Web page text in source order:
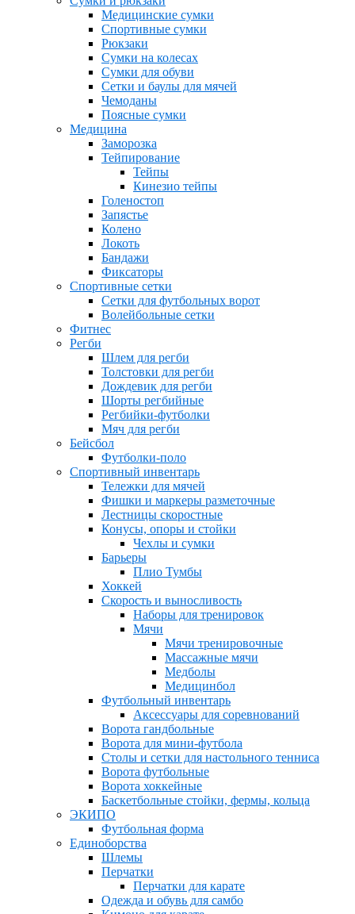
Медицинские сумки
Спортивные сумки
Рюкзаки
Сумки на колесах
Сумки для обуви
Сетки и баулы для мячей
Чемоданы
Поясные сумки
Медицина
Заморозка
Тейпирование
Тейпы
Кинезио тейпы
Голеностоп
Запястье
Колено
Локоть
Бандажи
Фиксаторы
Спортивные сетки
Сетки для футбольных ворот
Волейбольные сетки
Фитнес
Регби
Шлем для регби
Толстовки для регби
Дождевик для регби
Шорты регбийные
Регбийки-футболки
Мяч для регби
Бейсбол
Футболки-поло
Спортивный инвентарь
Тележки для мячей
Фишки и маркеры разметочные
Лестницы скоростные
Конусы, опоры и стойки
Чехлы и сумки
Барьеры
Плио Тумбы
Хоккей
Скорость и выносливость
Наборы для тренировок
Мячи
Мячи тренировочные
Массажные мячи
Медболы
Медицинбол
Футбольный инвентарь
Аксессуары для соревнований
Ворота гандбольные
Ворота для мини-футбола
Столы и сетки для настольного тенниса
Ворота футбольные
Ворота хоккейные
Баскетбольные стойки, фермы, кольца
ЭКИПО
Футбольная форма
Единоборства
Шлемы
Перчатки
Перчатки для карате
Одежда и обувь для самбо